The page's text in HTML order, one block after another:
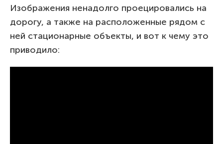
Изображения ненадолго проецировались на
дорогу, а также на расположенные рядом с
ней стационарные объекты, и вот к чему это
приводило: